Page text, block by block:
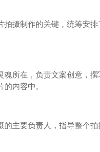
制作的关键，统筹安排
在，负责文案创意，撰
内容中。
要负责人，指导整个拍